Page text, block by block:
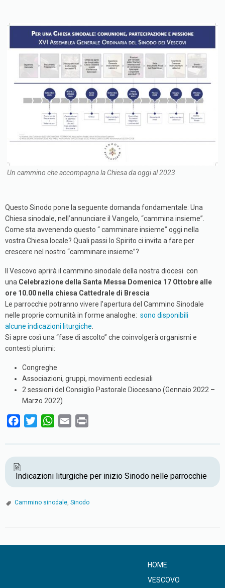
Un cammino che accompagna la Chiesa da oggi al 2023
Questo Sinodo pone la seguente domanda fondamentale: Una
Chiesa sinodale, nell’annunciare il Vangelo, “cammina insieme”.
Come sta avvenendo questo “ camminare insieme” oggi nella
vostra Chiesa locale? Quali passi lo Spirito ci invita a fare per
crescere nel nostro “camminare insieme”?
Il Vescovo aprirà il cammino sinodale della nostra diocesi con
una Celebrazione della Santa Messa Domenica 17 Ottobre alle
ore 10.00 nella chiesa Cattedrale di Brescia
Le parrocchie potranno vivere l’apertura del Cammino Sinodale
nelle proprie comunità in forme analoghe: sono disponibili
alcune indicazioni liturgiche
Si apre così una “fase di ascolto” che coinvolgerà organismi e
contesti plurimi:
Congreghe
Associazioni, gruppi, movimenti ecclesiali
2 sessioni del Consiglio Pastorale Diocesano (Gennaio 2022 –
Marzo 2022)
c
e
b
o
o
i
t
t
e
r
W
a
t
s
A
p
a
i
l
i
n
t
Indicazioni liturgiche per inizio Sinodo nelle parrocchie
Cammino sinodale, Sinodo
HOME
VESCOVO